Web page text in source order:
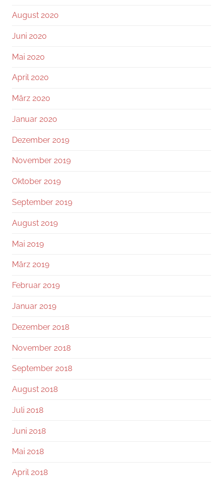
August 2020
Juni 2020
Mai 2020
April 2020
März 2020
Januar 2020
Dezember 2019
November 2019
Oktober 2019
September 2019
August 2019
Mai 2019
März 2019
Februar 2019
Januar 2019
Dezember 2018
November 2018
September 2018
August 2018
Juli 2018
Juni 2018
Mai 2018
April 2018